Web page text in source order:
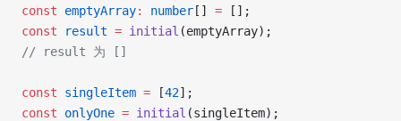
const emptyArray: number [] = [];
const result = initial (emptyArray);
// result 为 []
const singleItem = [42];
const onlyOne = initial (singleItem);